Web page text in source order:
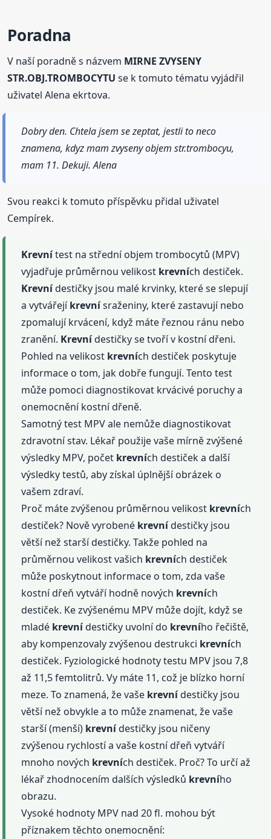
Poradna
V naší poradně s názvem MIRNE ZVYSENY
STR.OBJ.TROMBOCYTU se k tomuto tématu vyjádřil
uživatel Alena ekrtova.
Dobry den. Chtela jsem se zeptat, jestli to neco
znamena, kdyz mam zvyseny objem str.trombocyu,
mam 11. Dekuji. Alena
Svou reakci k tomuto příspěvku přidal uživatel
Cempírek.
Krevnítest na střední objem trombocytů (MPV)
vyjadřuje průměrnou velikost krevních destiček.
Krevnídestičky jsou malé krvinky, které se slepují
a vytvářejíkrevnísraženiny, které zastavují nebo
zpomalují krvácení, když máte řeznou ránu nebo
zranění. Krevnídestičky se tvoří v kostní dřeni.
Pohled na velikost krevních destiček poskytuje
informace o tom, jak dobře fungují. Tento test
může pomoci diagnostikovat krvácivé poruchy a
onemocnění kostní dřeně.
Samotný test MPV ale nemůže diagnostikovat
zdravotní stav. Lékař použije vaše mírně zvýšené
výsledky MPV, počet krevních destiček a další
výsledky testů, aby získal úplnější obrázek o
vašem zdraví.
Proč máte zvýšenou průměrnou velikost krevních
destiček? Nově vyrobené krevnídestičky jsou
větší než starší destičky. Takže pohled na
průměrnou velikost vašich krevních destiček
může poskytnout informace o tom, zda vaše
kostní dřeň vytváří hodně nových krevních
destiček. Ke zvýšenému MPV může dojít, když se
mladé krevnídestičky uvolní do krevního řečiště,
aby kompenzovaly zvýšenou destrukci krevních
destiček. Fyziologické hodnoty testu MPV jsou 7,8
až 11,5 femtolitrů. Vy máte 11, což je blízko horní
meze. To znamená, že vaše krevnídestičky jsou
větší než obvykle a to může znamenat, že vaše
starší (menší) krevnídestičky jsou ničeny
zvýšenou rychlostí a vaše kostní dřeň vytváří
mnoho nových krevních destiček. Proč? To určí až
lékař zhodnocením dalších výsledků krevního
obrazu.
Vysoké hodnoty MPV nad 20 fl. mohou být
příznakem těchto onemocnění: